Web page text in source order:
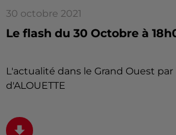
30 octobre 2021
Le flash du 30 Octobre à
L'actualité dans le Grand Ouest
d'ALOUETTE